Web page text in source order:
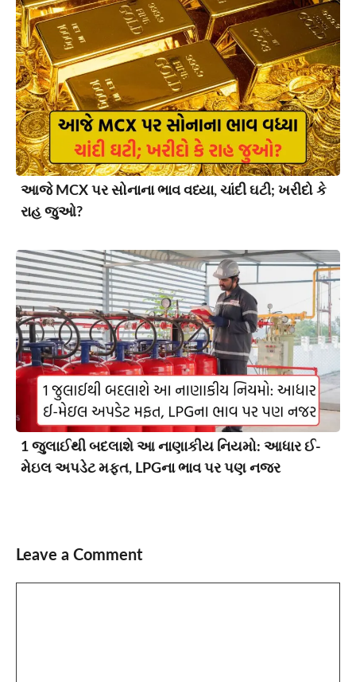
આજે MCX પર સોનાના ભાવ વધ્યા, ચાંદી ઘટી; ખરીદો કે
રાહ જુઓ?
1 જુલાઈથી બદલાશે આ નાણાકીય નિયમો: આધાર ઈ-
મેઇલ અપડેટ મફત, LPGના ભાવ પર પણ નજર
Leave a Comment